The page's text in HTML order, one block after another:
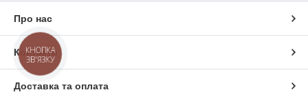
Про нас
Контакти
Доставка та оплата
КНОПКА
ЗВ'ЯЗКУ